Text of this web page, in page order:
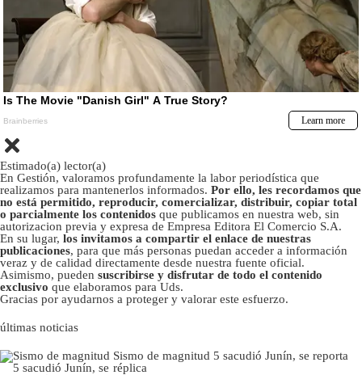
Estimado(a) lector(a)
En Gestión, valoramos profundamente la labor periodística que
realizamos para mantenerlos informados. Por ello, les recordamos que
no está permitido, reproducir, comercializar, distribuir, copiar total
o parcialmente los contenidos que publicamos en nuestra web, sin
autorizacion previa y expresa de Empresa Editora El Comercio S.A.
En su lugar, los invitamos a compartir el enlace de nuestras
publicaciones, para que más personas puedan acceder a información
veraz y de calidad directamente desde nuestra fuente oficial.
Asimismo, pueden suscribirse y disfrutar de todo el contenido
exclusivo que elaboramos para Uds.
Gracias por ayudarnos a proteger y valorar este esfuerzo.
últimas noticias
Sismo de magnitud 5 sacudió Junín, se reporta
réplica